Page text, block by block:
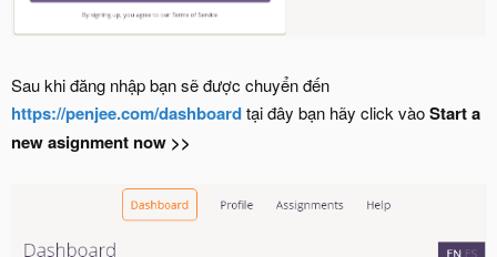
Sau khi đăng nhập bạn sẽ được chuyển đến
https://penjee.com/dashboardtại đây bạn hãy click vàoStart a
new asignment now >>